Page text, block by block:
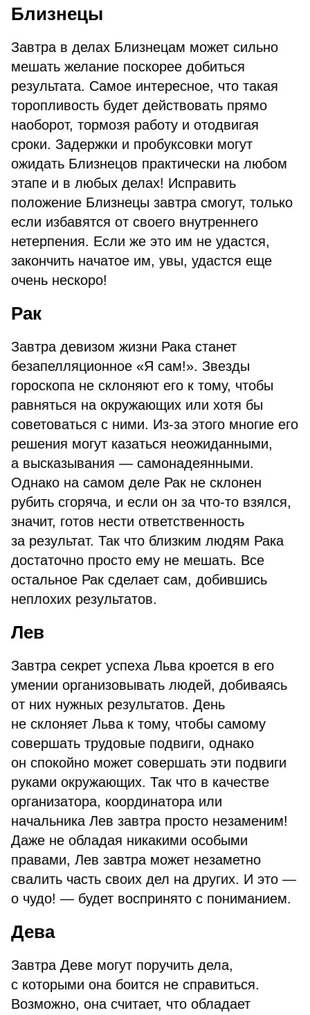
Близнецы
Завтра в делах Близнецам может сильно
мешать желание поскорее добиться
результата. Самое интересное, что такая
торопливость будет действовать прямо
наоборот, тормозя работу и отодвигая
сроки. Задержки и пробуксовки могут
ожидать Близнецов практически на любом
этапе и в любых делах! Исправить
положение Близнецы завтра смогут, только
если избавятся от своего внутреннего
нетерпения. Если же это им не удастся,
закончить начатое им, увы, удастся еще
очень нескоро!
Рак
Завтра девизом жизни Рака станет
безапелляционное «Я сам!». Звезды
гороскопа не склоняют его к тому, чтобы
равняться на окружающих или хотя бы
советоваться с ними. Из-за этого многие его
решения могут казаться неожиданными,
а высказывания — самонадеянными.
Однако на самом деле Рак не склонен
рубить сгоряча, и если он за что-то взялся,
значит, готов нести ответственность
за результат. Так что близким людям Рака
достаточно просто ему не мешать. Все
остальное Рак сделает сам, добившись
неплохих результатов.
Лев
Завтра секрет успеха Льва кроется в его
умении организовывать людей, добиваясь
от них нужных результатов. День
не склоняет Льва к тому, чтобы самому
совершать трудовые подвиги, однако
он спокойно может совершать эти подвиги
руками окружающих. Так что в качестве
организатора, координатора или
начальника Лев завтра просто незаменим!
Даже не обладая никакими особыми
правами, Лев завтра может незаметно
свалить часть своих дел на других. И это —
о чудо! — будет воспринято с пониманием.
Дева
Завтра Деве могут поручить дела,
с которыми она боится не справиться.
Возможно, она считает, что обладает